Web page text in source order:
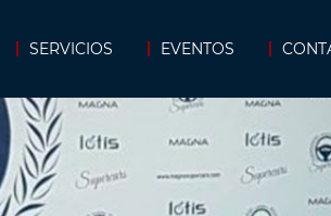
SERVICIOS EVENTOS